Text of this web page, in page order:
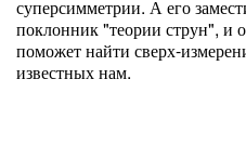
суперсимметрии. А его
поклонник "теории струн", и
поможет найти сверх-
известных нам.